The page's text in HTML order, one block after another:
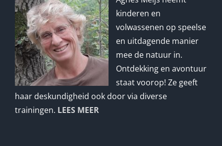
kinderen en
volwassenen op speelse
en uitdagende manier
mee de natuur in.
Ontdekking en avontuur
staat voorop! Ze geeft
haar deskundigheid ook door via diverse
trainingen. LEES MEER